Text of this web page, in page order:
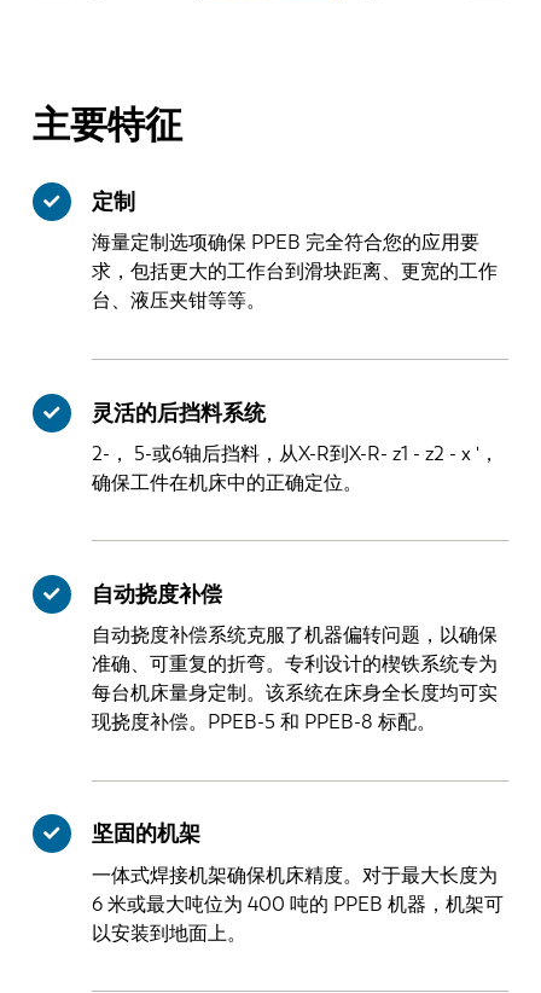
主要特征
定制
海量定制选项确保 PPEB 完全符合您的应用要
求，包括更大的工作台到滑块距离、更宽的工作
台、液压夹钳等等。
灵活的后挡料系统
2-， 5-或6轴后挡料，从X-R到X-R- z1 - z2 - x '，
确保工件在机床中的正确定位。
自动挠度补偿
自动挠度补偿系统克服了机器偏转问题，以确保
准确、可重复的折弯。专利设计的楔铁系统专为
每台机床量身定制。该系统在床身全长度均可实
现挠度补偿。PPEB-5 和 PPEB-8 标配。
坚固的机架
一体式焊接机架确保机床精度。对于最大长度为
6 米或最大吨位为 400 吨的 PPEB 机器，机架可
以安装到地面上。